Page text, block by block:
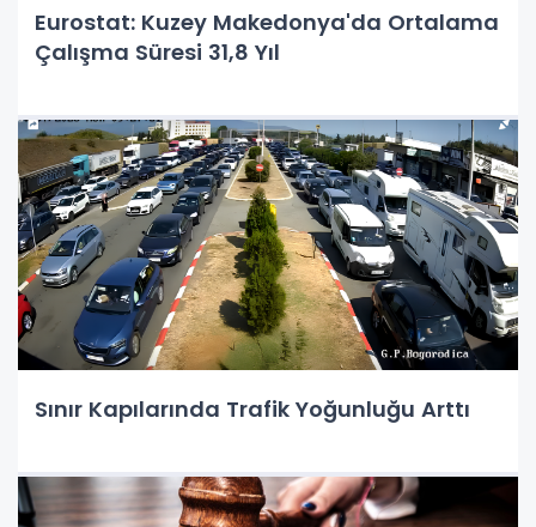
Eurostat: Kuzey Makedonya'da Ortalama
Çalışma Süresi 31,8 Yıl
Sınır Kapılarında Trafik Yoğunluğu Arttı